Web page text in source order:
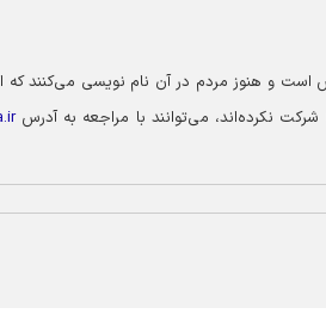
است و هنوز مردم در آن نام نویسی می‌کنند که
شرکت نکرده‌اند، می‌توانند با مراجعه به آدرس